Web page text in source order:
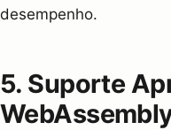
desempenho.
5. Suporte